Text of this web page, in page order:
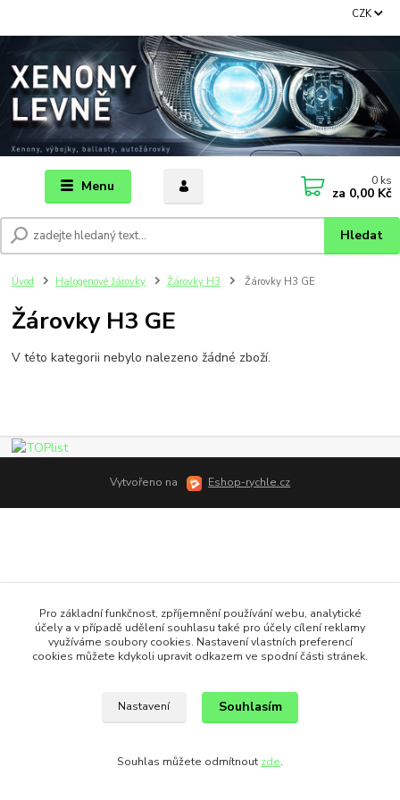
Menu
CZK
Hledat
0 ks
za 0,00 Kč
Úvod Halogenové žárovky Žárovky H3 Žárovky H3 GE
Žárovky H3 GE
V této kategorii nebylo nalezeno žádné zboží.
Vytvořeno na Eshop-rychle.cz
Pro základní funkčnost, zpříjemnění používání webu, analytické
účely a v případě udělení souhlasu také pro účely cílení reklamy
využíváme soubory cookies. Nastavení vlastních preferencí
cookies můžete kdykoli upravit odkazem ve spodní části stránek.
Nastavení Souhlasím
Souhlas můžete odmítnout zde.